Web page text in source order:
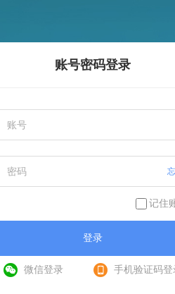
账号密码登录
记住
登录
微信登录 手机验证码登